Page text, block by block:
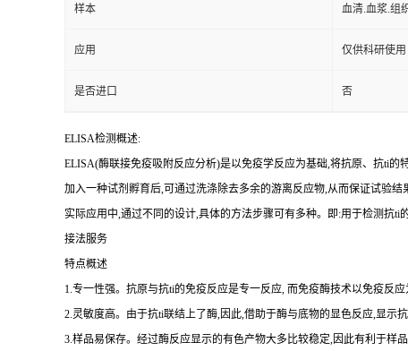
样本 血清.血浆.组
应用 仅供科研使用
是否进口 否
ELISA检测概述:
ELISA(酶联接免疫吸附反应分析)是以免疫学反应为基础,将抗原、 抗ti的
加入一种试剂孵育后,可通过洗涤除去多余的游离反应物,从而保证试验结
实际应用中,通过不同的设计,具体的方法步骤可有多种。即:用于检测抗ti
接法服务
特点概述
1.专一性强。抗原与抗ti的免疫反应是专一反应, 而免疫酶技术以免疫反
2.灵敏度高。由于抗ti联结上了酶,因此,借助于酶与底物的显色反应,显示
3.样品易保存。经过酶反应显示的有色产物大多比较稳定,因此有利于样品